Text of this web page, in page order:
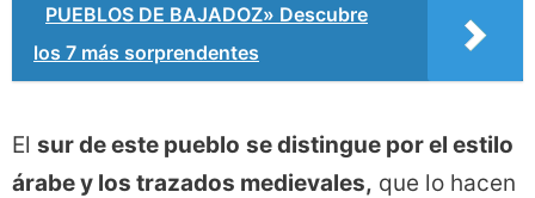
PUEBLOS DE BAJADOZ» Descubre
los 7 más sorprendentes
El sur de este pueblo se distingue por el estilo
árabe y los trazados medievales, que lo hacen